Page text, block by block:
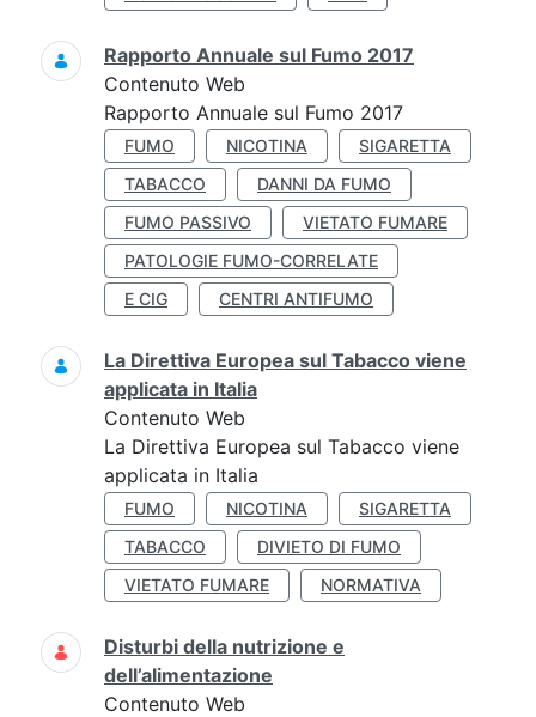
Rapporto Annuale sul Fumo 2017
Contenuto Web
Rapporto Annuale sul Fumo 2017
FUMO NICOTINA
SIGARETTA
TABACCO
DANNI DA FUMO
FUMO PASSIVO
VIETATO FUMARE
PATOLOGIE FUMO-CORRELATE
E CIG
CENTRI ANTIFUMO
La Direttiva Europea sul Tabacco viene
applicata in Italia
Contenuto Web
La Direttiva Europea sul Tabacco viene
applicata in Italia
FUMO NICOTINA
SIGARETTA
TABACCO
DIVIETO DI FUMO
VIETATO FUMARE
NORMATIVA
Disturbi della nutrizione e
dell’alimentazione
Contenuto Web